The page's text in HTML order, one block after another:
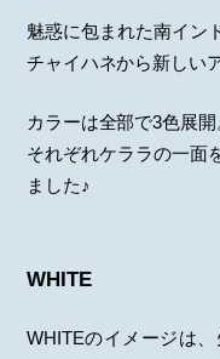
魅惑に包まれた南イン
チャイハネから新しい
カラーは全部で3色展開
それぞれケララの一面
ました♪
WHITE
WHITEのイメージは